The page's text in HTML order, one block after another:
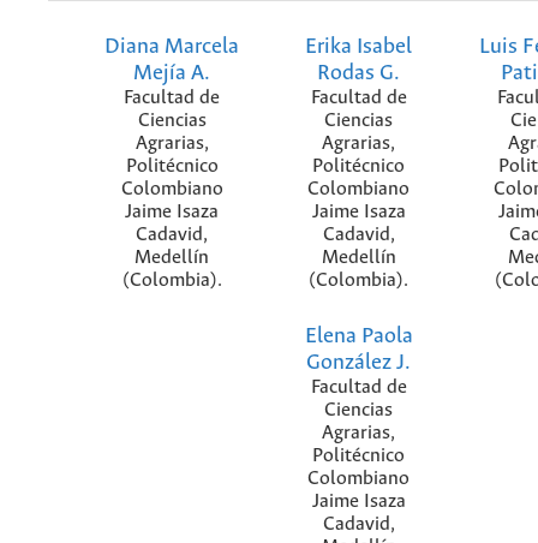
Diana Marcela
Mejía A.
Facultad de
Ciencias
Agrarias,
Politécnico
Colombiano
Jaime Isaza
Cadavid,
Medellín
(Colombia).
Erika Isabel
Rodas G.
Facultad de
Ciencias
Agrarias,
Politécnico
Colombiano
Jaime Isaza
Cadavid,
Medellín
(Colombia).
Luis
Elena Paola
González J.
Facultad de
Ciencias
Agrarias,
Politécnico
Colombiano
Jaime Isaza
Cadavid,